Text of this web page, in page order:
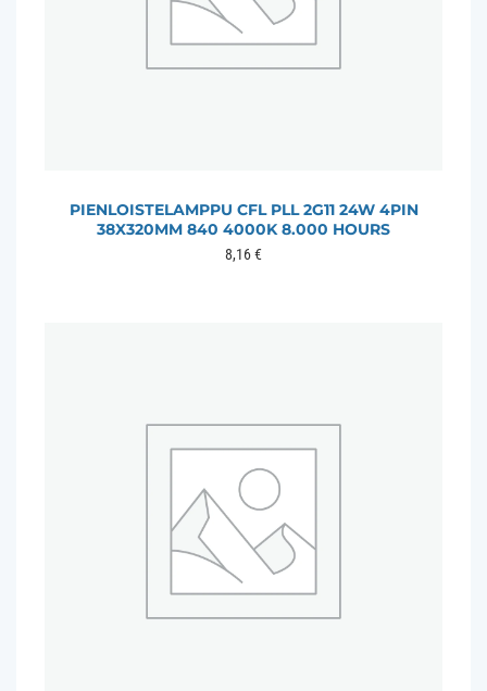
PIENLOISTELAMPPU CFL PLL 2G11 24W 4PIN
38X320MM 840 4000K 8.000 HOURS
8,16€